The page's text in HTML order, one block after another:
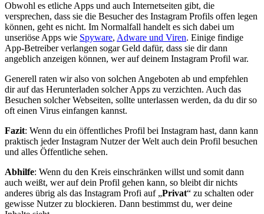
Obwohl es etliche Apps und auch Internetseiten gibt, die
versprechen, dass sie die Besucher des Instagram Profils offen legen
können, geht es nicht. Im Normalfall handelt es sich dabei um
unseriöse Apps wie Spyware, Adware und Viren. Einige findige
App-Betreiber verlangen sogar Geld dafür, dass sie dir dann
angeblich anzeigen können, wer auf deinem Instagram Profil war.
Generell raten wir also von solchen Angeboten ab und empfehlen
dir auf das Herunterladen solcher Apps zu verzichten. Auch das
Besuchen solcher Webseiten, sollte unterlassen werden, da du dir so
oft einen Virus einfangen kannst.
Fazit: Wenn du ein öffentliches Profil bei Instagram hast, dann kann
praktisch jeder Instagram Nutzer der Welt auch dein Profil besuchen
und alles Öffentliche sehen.
Abhilfe: Wenn du den Kreis einschränken willst und somit dann
auch weißt, wer auf dein Profil gehen kann, so bleibt dir nichts
anderes übrig als das Instagram Profi auf „Privat“ zu schalten oder
gewisse Nutzer zu blockieren. Dann bestimmst du, wer deine